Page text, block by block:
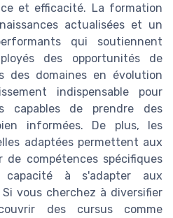
et efficacité. La formation
actualisées et un
qui soutiennent
des opportunités de
des domaines en évolution
indispensable pour
capables de prendre des
informées. De plus, les
adaptées permettent aux
compétences spécifiques
capacité à s'adapter aux
vous cherchez à diversifier
des cursus comme